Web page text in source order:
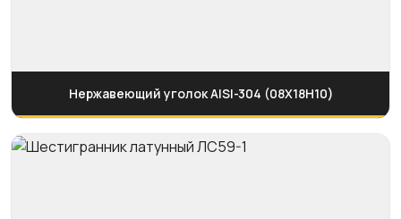
Нержавеющий уголок AISI-304 (08Х18Н10)